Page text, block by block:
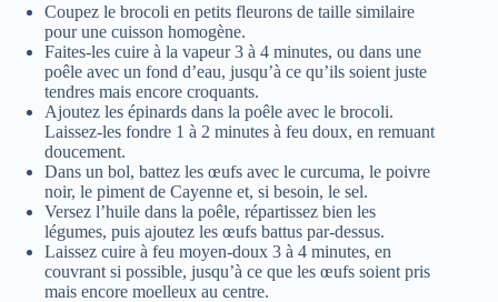
Coupez le brocoli en petits fleurons de taille similaire
pour une cuisson homogène.
Faites-les cuire à la vapeur 3 à 4 minutes, ou dans une
poêle avec un fond d’eau, jusqu’à ce qu’ils soient juste
tendres mais encore croquants.
Ajoutez les épinards dans la poêle avec le brocoli.
Laissez-les fondre 1 à 2 minutes à feu doux, en remuant
doucement.
Dans un bol, battez les œufs avec le curcuma, le poivre
noir, le piment de Cayenne et, si besoin, le sel.
Versez l’huile dans la poêle, répartissez bien les
légumes, puis ajoutez les œufs battus par-dessus.
Laissez cuire à feu moyen-doux 3 à 4 minutes, en
couvrant si possible, jusqu’à ce que les œufs soient pris
mais encore moelleux au centre.